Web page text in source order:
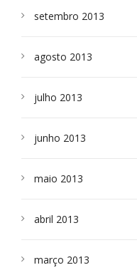
setembro 2013
agosto 2013
julho 2013
junho 2013
maio 2013
abril 2013
março 2013